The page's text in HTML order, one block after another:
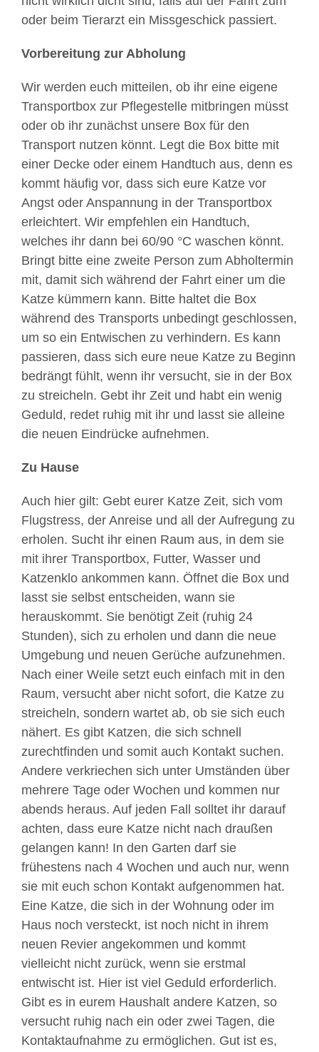
oder beim Tierarzt ein Missgeschick passiert.
Vorbereitung zur Abholung
Wir werden euch mitteilen, ob ihr eine eigene
Transportbox zur Pﬂegestelle mitbringen müsst
oder ob ihr zunächst unsere Box für den
Transport nutzen könnt. Legt die Box bitte mit
einer Decke oder einem Handtuch aus, denn es
kommt häufig vor, dass sich eure Katze vor
Angst oder Anspannung in der Transportbox
erleichtert. Wir empfehlen ein Handtuch,
welches ihr dann bei 60/90 °C waschen könnt.
Bringt bitte eine zweite Person zum Abholtermin
mit, damit sich während der Fahrt einer um die
Katze kümmern kann. Bitte haltet die Box
während des Transports unbedingt geschlossen,
um so ein Entwischen zu verhindern. Es kann
passieren, dass sich eure neue Katze zu Beginn
bedrängt fühlt, wenn ihr versucht, sie in der Box
zu streicheln. Gebt ihr Zeit und habt ein wenig
Geduld, redet ruhig mit ihr und lasst sie alleine
die neuen Eindrücke aufnehmen.
Zu Hause
Auch hier gilt: Gebt eurer Katze Zeit, sich vom
Flugstress, der Anreise und all der Aufregung zu
erholen. Sucht ihr einen Raum aus, in dem sie
mit ihrer Transportbox, Futter, Wasser und
Katzenklo ankommen kann. Öffnet die Box und
lasst sie selbst entscheiden, wann sie
herauskommt. Sie benötigt Zeit (ruhig 24
Stunden), sich zu erholen und dann die neue
Umgebung und neuen Gerüche aufzunehmen.
Nach einer Weile setzt euch einfach mit in den
Raum, versucht aber nicht sofort, die Katze zu
streicheln, sondern wartet ab, ob sie sich euch
nähert. Es gibt Katzen, die sich schnell
zurechtﬁnden und somit auch Kontakt suchen.
Andere verkriechen sich unter Umständen über
mehrere Tage oder Wochen und kommen nur
abends heraus. Auf jeden Fall solltet ihr darauf
achten, dass eure Katze nicht nach draußen
gelangen kann! In den Garten darf sie
frühestens nach 4 Wochen und auch nur, wenn
sie mit euch schon Kontakt aufgenommen hat.
Eine Katze, die sich in der Wohnung oder im
Haus noch versteckt, ist noch nicht in ihrem
neuen Revier angekommen und kommt
vielleicht nicht zurück, wenn sie erstmal
entwischt ist. Hier ist viel Geduld erforderlich.
Gibt es in eurem Haushalt andere Katzen, so
versucht ruhig nach ein oder zwei Tagen, die
Kontaktaufnahme zu ermöglichen. Gut ist es,